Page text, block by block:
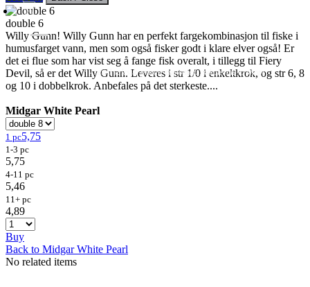
Flies Flyfishing Flytying Workshop & Guiding
- retail sales to private customers, wholesale to shops
double 6
Willy Gunn! Willy Gunn har en perfekt fargekombinasjon til fiske i
humusfarget vann, men som også fisker godt i klare elver også! Er
det ei flue som har vist seg å fange fisk overalt, i tillegg til Fiery
Devil, så er det Willy Gunn. Leveres i str 1/0 i enkeltkrok, og str 6, 8
og 10 i dobbelkrok. Anbefales på det sterkeste....
Midgar White Pearl
1 pc5,75
1-3 pc
5,75
4-11 pc
5,46
11+ pc
4,89
Buy
Back to Midgar White Pearl
No related items